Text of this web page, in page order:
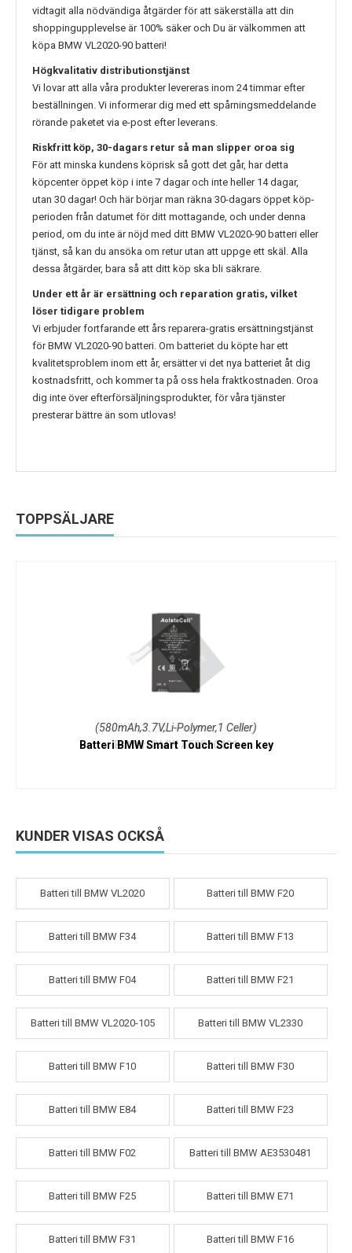
vidtagit alla nödvändiga åtgärder för att säkerställa att din
shoppingupplevelse är 100% säker och Du är välkommen att
köpa BMW VL2020-90 batteri!
Högkvalitativ distributionstjänst
Vi lovar att alla våra produkter levereras inom 24 timmar efter
beställningen. Vi informerar dig med ett spårningsmeddelande
rörande paketet via e-post efter leverans.
Riskfritt köp, 30-dagars retur så man slipper oroa sig
För att minska kundens köprisk så gott det går, har detta
köpcenter öppet köp i inte 7 dagar och inte heller 14 dagar,
utan 30 dagar! Och här börjar man räkna 30-dagars öppet köp-
perioden från datumet för ditt mottagande, och under denna
period, om du inte är nöjd med ditt BMW VL2020-90 batteri eller
tjänst, så kan du ansöka om retur utan att uppge ett skäl. Alla
dessa åtgärder, bara så att ditt köp ska bli säkrare.
Under ett år är ersättning och reparation gratis, vilket
löser tidigare problem
Vi erbjuder fortfarande ett års reparera-gratis ersättningstjänst
förBMW VL2020-90 batteri. Om batteriet du köpte har ett
kvalitetsproblem inom ett år, ersätter vi det nya batteriet åt dig
kostnadsfritt, och kommer ta på oss hela fraktkostnaden. Oroa
dig inte över efterförsäljningsprodukter, för våra tjänster
presterar bättre än som utlovas!
TOPPSÄLJARE
(580mAh,3.7V,Li-Polymer,1 Celler)
Batteri BMW Smart Touch Screen key
KUNDER VISAS OCKSÅ
Batteri till BMW VL2020 Batteri till BMW F20
Batteri till BMW F34 Batteri till BMW F13
Batteri till BMW F04 Batteri till BMW F21
Batteri till BMW VL2020-105 Batteri till BMW VL2330
Batteri till BMW F10 Batteri till BMW F30
Batteri till BMW E84 Batteri till BMW F23
Batteri till BMW F02 Batteri till BMW AE3530481
Batteri till BMW F25 Batteri till BMW E71
Batteri till BMW F31 Batteri till BMW F16